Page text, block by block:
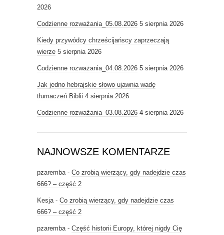
2026
Codzienne rozważania_05.08.2026 5 sierpnia 2026
Kiedy przywódcy chrześcijańscy zaprzeczają
wierze 5 sierpnia 2026
Codzienne rozważania_04.08.2026 5 sierpnia 2026
Jak jedno hebrajskie słowo ujawnia wadę
tłumaczeń Biblii 4 sierpnia 2026
Codzienne rozważania_03.08.2026 4 sierpnia 2026
NAJNOWSZE KOMENTARZE
pzaremba- Co zrobią wierzący, gdy nadejdzie czas
666? – część 2
Kesja- Co zrobią wierzący, gdy nadejdzie czas
666? – część 2
pzaremba- Część historii Europy, której nigdy Cię